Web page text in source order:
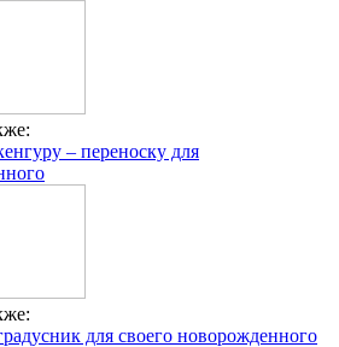
– переноску для
для своего новорожденного